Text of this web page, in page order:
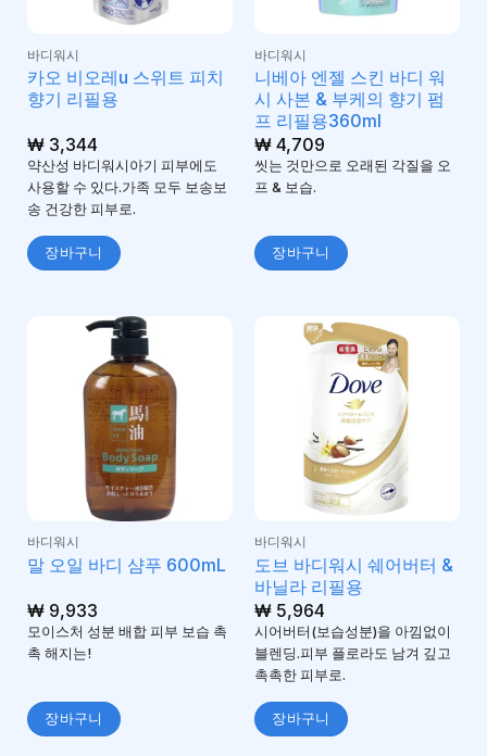
바디워시
카오 비오레u 스위트 피치
향기 리필용
₩3,344
약산성 바디워시아기 피부에도
사용할 수 있다.가족 모두 보송보
송 건강한 피부로.
장바구니
바디워시
니베아 엔젤 스킨 바디 워
시 사본 & 부케의 향기 펌
프 리필용360ml
₩4,709
씻는 것만으로 오래된 각질을 오
프 & 보습.
장바구니
바디워시
말 오일 바디 샴푸 600mL
₩9,933
모이스처 성분 배합 피부 보습 촉
촉 해지는!
장바구니
바디워시
도브 바디워시 쉐어버터 &
바닐라 리필용
₩5,964
시어버터(보습성분)을 아낌없이
블렌딩.피부 플로라도 남겨 깊고
촉촉한 피부로.
장바구니